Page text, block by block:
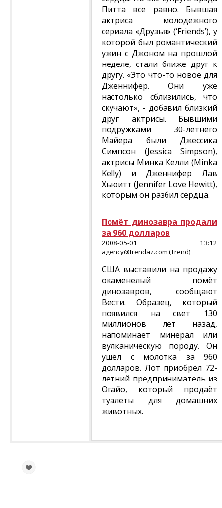
Питта все равно. Бывшая
актриса молодежного
сериала «Друзья» (‘Friends’), у
которой был романтический
ужин с Джоном на прошлой
неделе, стали ближе друг к
другу. «Это что-то новое для
Дженнифер. Они уже
настолько сблизились, что
скучают», - добавил близкий
друг актрисы. Бывшими
подружками 30-летнего
Майера были Джессика
Симпсон (Jessica Simpson),
актрисы Минка Келли (Minka
Kelly) и Дженнифер Лав
Хьюитт (Jennifer Love Hewitt),
которым он разбил сердца.
Помёт динозавра продали
за 960 долларов
2008-05-01 13:12
agency@trendaz.com (Trend)
США выставили на продажу
окаменелый помёт
динозавров, сообщают
Вести. Образец, который
появился на свет 130
миллионов лет назад,
напоминает минерал или
вулканическую породу. Он
ушёл с молотка за 960
долларов. Лот приобрёл 72-
летний предприниматель из
Огайо, который продаёт
туалеты для домашних
животных.